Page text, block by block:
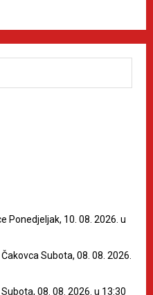
Ponedjeljak, 10. 08. 2026. u
Subota, 08. 08. 2026.
08. 08. 2026. u 13:30